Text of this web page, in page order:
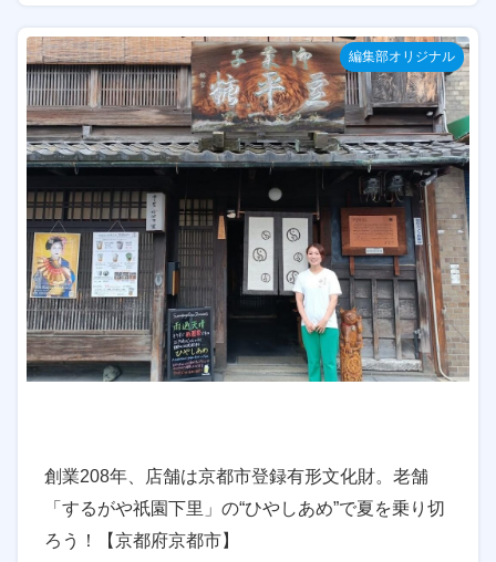
編集部オリジナル
創業208年、店舗は京都市登録有形文化財。老舗
「するがや祇園下里」の“ひやしあめ”で夏を乗り切
ろう！【京都府京都市】